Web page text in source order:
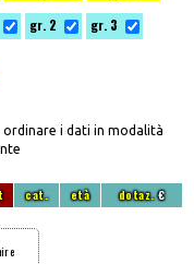
gr. 2 gr. 3
i dati in modalità
cat. età dotaz.€